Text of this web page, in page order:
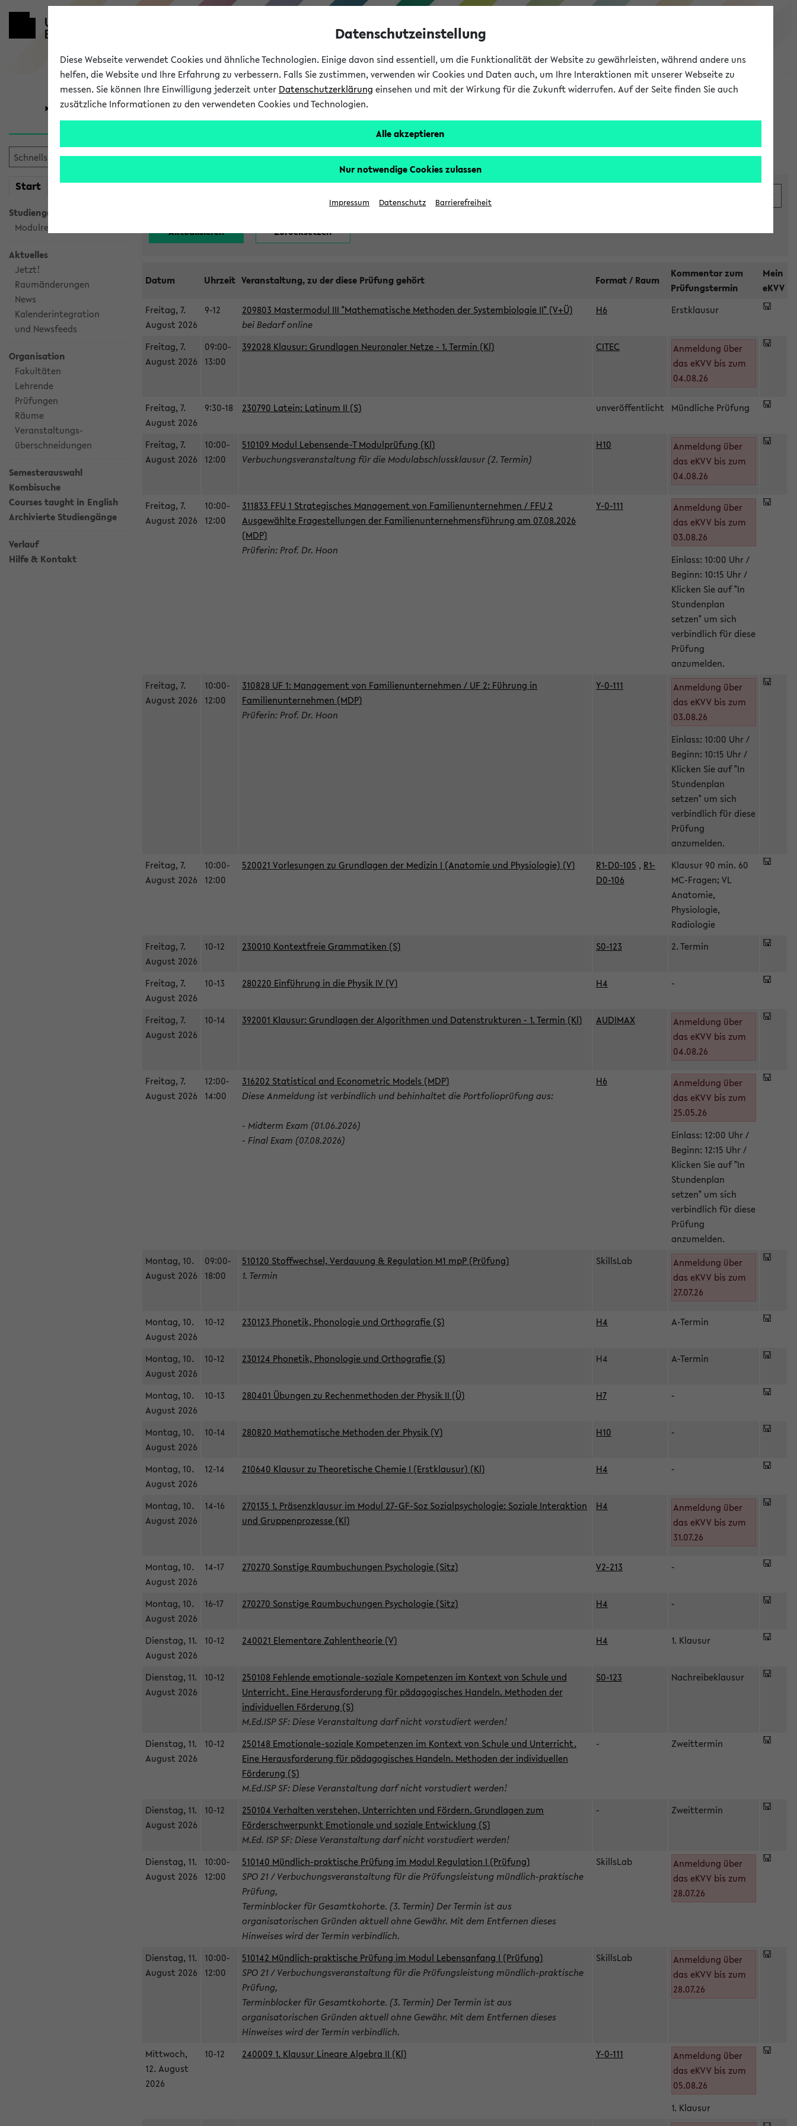
eKVV
Universität Forschung Studium
Start meineKVV
Studiengangsauswahl
Modulrecherche
Aktuelles
Jetzt!
Raumänderungen
News
Kalenderintegration
und Newsfeeds
Organisation
Fakultäten
Lehrende
Prüfungen
Räume
Veranstaltungs-
überschneidungen
Semesterauswahl
Kombisuche
Courses taught in English
Archivierte Studiengänge
Verlauf
Hilfe & Kontakt
Alle noch stattfindenden Prüfungen
Datum Uhrzeit Veranstaltung, zu der diese Prüfung gehört Format / Raum
Kommentar zum
Prüfungstermin
Mein
eKVV
Freitag, 7.
August 2026
9-12
209803 Mastermodul III "Mathematische Methoden der Systembiologie II" (V+Ü)
bei Bedarf online
H6 Erstklausur
Freitag, 7.
August 2026
09:00-
13:00
392028 Klausur: Grundlagen Neuronaler Netze - 1. Termin (Kl) CITEC
Anmeldung über
das eKVV bis zum
04.08.26
Freitag, 7.
August 2026
9:30-18 230790 Latein: Latinum II (S) unveröffentlicht Mündliche Prüfung
Freitag, 7.
August 2026
10:00-
12:00
510109 Modul Lebensende-T Modulprüfung (Kl)
Verbuchungsveranstaltung für die Modulabschlussklausur (2. Termin)
H10
Anmeldung über
das eKVV bis zum
04.08.26
Freitag, 7.
August 2026
10:00-
12:00
311833 FFU 1 Strategisches Management von Familienunternehmen / FFU 2
Ausgewählte Fragestellungen der Familienunternehmensführung am 07.08.2026
(MDP)
Prüferin: Prof. Dr. Hoon
Y-0-111
Anmeldung über
das eKVV bis zum
03.08.26
Einlass: 10:00 Uhr /
Beginn: 10:15 Uhr /
Klicken Sie auf "In
Stundenplan
setzen" um sich
verbindlich für diese
Prüfung
anzumelden.
Freitag, 7.
August 2026
10:00-
12:00
310828 UF 1: Management von Familienunternehmen / UF 2: Führung in
Familienunternehmen (MDP)
Prüferin: Prof. Dr. Hoon
Y-0-111
Anmeldung über
das eKVV bis zum
03.08.26
Einlass: 10:00 Uhr /
Beginn: 10:15 Uhr /
Klicken Sie auf "In
Stundenplan
setzen" um sich
verbindlich für diese
Prüfung
anzumelden.
Freitag, 7.
August 2026
10:00-
12:00
520021 Vorlesungen zu Grundlagen der Medizin I (Anatomie und Physiologie) (V) R1-D0-105 , R1-
D0-106
Klausur 90 min. 60
MC-Fragen; VL
Anatomie,
Physiologie,
Radiologie
Freitag, 7.
August 2026
10-12 230010 Kontextfreie Grammatiken (S) S0-123 2. Termin
Freitag, 7.
August 2026
10-13 280220 Einführung in die Physik IV (V) H4 -
Freitag, 7.
August 2026
10-14 392001 Klausur: Grundlagen der Algorithmen und Datenstrukturen - 1. Termin (Kl) AUDIMAX
Anmeldung über
das eKVV bis zum
04.08.26
Freitag, 7.
August 2026
12:00-
14:00
316202 Statistical and Econometric Models (MDP)
Diese Anmeldung ist verbindlich und behinhaltet die Portfolioprüfung aus:
- Midterm Exam (01.06.2026)
- Final Exam (07.08.2026)
H6
Anmeldung über
das eKVV bis zum
25.05.26
Einlass: 12:00 Uhr /
Beginn: 12:15 Uhr /
Klicken Sie auf "In
Stundenplan
setzen" um sich
verbindlich für diese
Prüfung
anzumelden.
Montag, 10.
August 2026
09:00-
18:00
510120 Stoffwechsel, Verdauung & Regulation M1 mpP (Prüfung)
1. Termin
SkillsLab
Anmeldung über
das eKVV bis zum
27.07.26
Montag, 10.
August 2026
10-12 230123 Phonetik, Phonologie und Orthografie (S) H4 A-Termin
Montag, 10.
August 2026
10-12 230124 Phonetik, Phonologie und Orthografie (S) H4 A-Termin
Montag, 10.
August 2026
10-13 280401 Übungen zu Rechenmethoden der Physik II (Ü) H7 -
Montag, 10.
August 2026
10-14 280820 Mathematische Methoden der Physik (V) H10 -
Montag, 10.
August 2026
12-14 210640 Klausur zu Theoretische Chemie I (Erstklausur) (Kl) H4 -
Montag, 10.
August 2026
14-16
270135 1. Präsenzklausur im Modul 27-GF-Soz Sozialpsychologie: Soziale Interaktion
und Gruppenprozesse (Kl)
H4
Anmeldung über
das eKVV bis zum
31.07.26
Montag, 10.
August 2026
14-17 270270 Sonstige Raumbuchungen Psychologie (Sitz) V2-213 -
Montag, 10.
August 2026
16-17 270270 Sonstige Raumbuchungen Psychologie (Sitz) H4 -
Dienstag, 11.
August 2026
10-12 240021 Elementare Zahlentheorie (V) H4 1. Klausur
Dienstag, 11.
August 2026
10-12
250108 Fehlende emotionale-soziale Kompetenzen im Kontext von Schule und
Unterricht. Eine Herausforderung für pädagogisches Handeln. Methoden der
individuellen Förderung (S)
M.Ed.ISP SF: Diese Veranstaltung darf nicht vorstudiert werden!
S0-123 Nachreibeklausur
Dienstag, 11.
August 2026
10-12
250148 Emotionale-soziale Kompetenzen im Kontext von Schule und Unterricht.
Eine Herausforderung für pädagogisches Handeln. Methoden der individuellen
Förderung (S)
M.Ed.ISP SF: Diese Veranstaltung darf nicht vorstudiert werden!
- Zweittermin
Dienstag, 11.
August 2026
10-12
250104 Verhalten verstehen, Unterrichten und Fördern. Grundlagen zum
Förderschwerpunkt Emotionale und soziale Entwicklung (S)
M.Ed. ISP SF: Diese Veranstaltung darf nicht vorstudiert werden!
- Zweittermin
Dienstag, 11.
August 2026
10:00-
12:00
510140 Mündlich-praktische Prüfung im Modul Regulation I (Prüfung)
SPO 21 / Verbuchungsveranstaltung für die Prüfungsleistung mündlich-praktische
Prüfung,
Terminblocker für Gesamtkohorte. (3. Termin) Der Termin ist aus
organisatorischen Gründen aktuell ohne Gewähr. Mit dem Entfernen dieses
Hinweises wird der Termin verbindlich.
SkillsLab
Anmeldung über
das eKVV bis zum
28.07.26
Dienstag, 11.
August 2026
10:00-
12:00
510142 Mündlich-praktische Prüfung im Modul Lebensanfang I (Prüfung)
SPO 21 / Verbuchungsveranstaltung für die Prüfungsleistung mündlich-praktische
Prüfung,
Terminblocker für Gesamtkohorte. (3. Termin) Der Termin ist aus
organisatorischen Gründen aktuell ohne Gewähr. Mit dem Entfernen dieses
Hinweises wird der Termin verbindlich.
SkillsLab
Anmeldung über
das eKVV bis zum
28.07.26
Mittwoch,
12. August
2026
10-12 240009 1. Klausur Lineare Algebra II (Kl) Y-0-111
Anmeldung über
das eKVV bis zum
05.08.26
1. Klausur
Datenschutzeinstellung
Diese Webseite verwendet Cookies und ähnliche Technologien. Einige davon sind essentiell, um die Funktionalität der Website zu gewährleisten, während andere uns
helfen, die Website und Ihre Erfahrung zu verbessern. Falls Sie zustimmen, verwenden wir Cookies und Daten auch, um Ihre Interaktionen mit unserer Webseite zu
messen. Sie können Ihre Einwilligung jederzeit unter Datenschutzerklärung einsehen und mit der Wirkung für die Zukunft widerrufen. Auf der Seite finden Sie auch
zusätzliche Informationen zu den verwendeten Cookies und Technologien.
Alle akzeptieren
Nur notwendige Cookies zulassen
Impressum Datenschutz Barrierefreiheit